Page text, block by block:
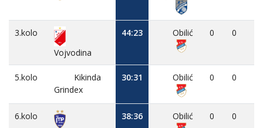
3.kolo
Vojvodina
44:23 Obilić 0 0
5.kolo
Kikinda
Grindex
30:31 Obilić 0 0
6.kolo
38:36 Obilić 0 0